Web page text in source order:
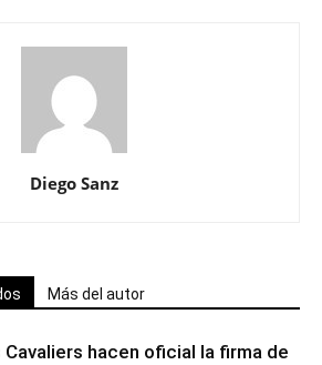
Diego Sanz
Más del autor
Cavaliers hacen oficial la firma de